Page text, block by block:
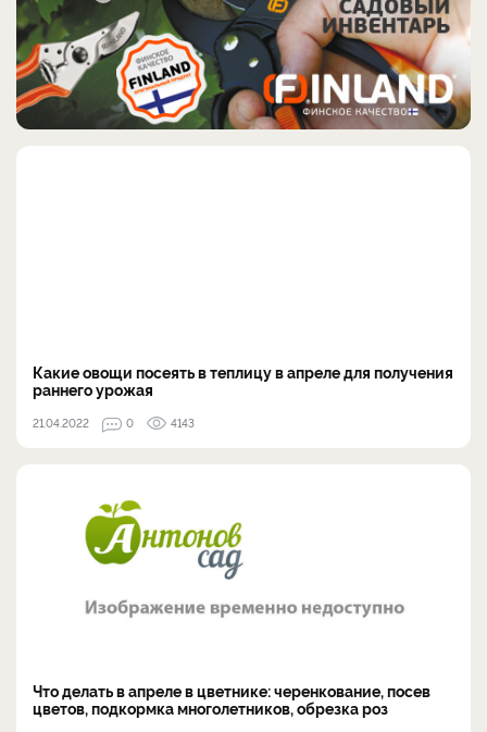
Какие овощи посеять в теплицу в апреле для получения
раннего урожая
21.04.2022 0 4143
Что делать в апреле в цветнике: черенкование, посев
цветов, подкормка многолетников, обрезка роз